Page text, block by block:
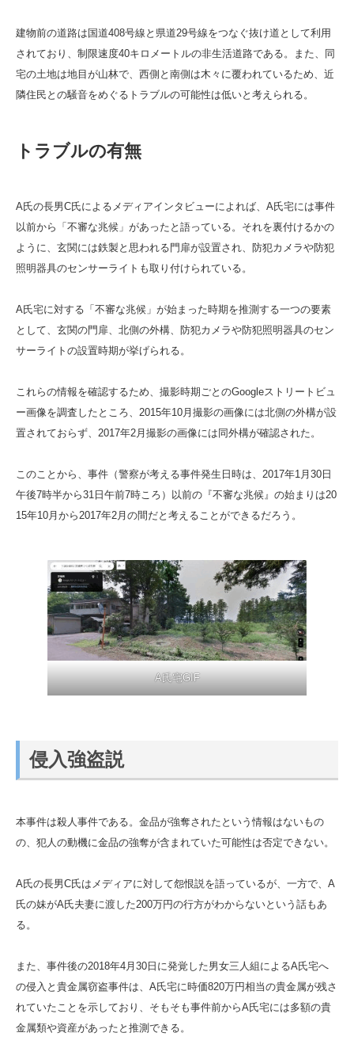
建物前の道路は国道408号線と県道29号線をつなぐ抜け道として利用
されており、制限速度40キロメートルの非生活道路である。また、同
宅の土地は地目が山林で、西側と南側は木々に覆われているため、近
隣住民との騒音をめぐるトラブルの可能性は低いと考えられる。
トラブルの有無
A氏の長男C氏によるメディアインタビューによれば、A氏宅には事件
以前から「不審な兆候」があったと語っている。それを裏付けるかの
ように、玄関には鉄製と思われる門扉が設置され、防犯カメラや防犯
照明器具のセンサーライトも取り付けられている。
A氏宅に対する「不審な兆候」が始まった時期を推測する一つの要素
として、玄関の門扉、北側の外構、防犯カメラや防犯照明器具のセン
サーライトの設置時期が挙げられる。
これらの情報を確認するため、撮影時期ごとのGoogleストリートビュ
ー画像を調査したところ、2015年10月撮影の画像には北側の外構が設
置されておらず、2017年2月撮影の画像には同外構が確認された。
このことから、事件（警察が考える事件発生日時は、2017年1月30日
午後7時半から31日午前7時ころ）以前の『不審な兆候』の始まりは20
15年10月から2017年2月の間だと考えることができるだろう。
A氏宅GIF
侵入強盗説
本事件は殺人事件である。金品が強奪されたという情報はないもの
の、犯人の動機に金品の強奪が含まれていた可能性は否定できない。
A氏の長男C氏はメディアに対して怨恨説を語っているが、一方で、A
氏の妹がA氏夫妻に渡した200万円の行方がわからないという話もあ
る。
また、事件後の2018年4月30日に発覚した男女三人組によるA氏宅へ
の侵入と貴金属窃盗事件は、A氏宅に時価820万円相当の貴金属が残さ
れていたことを示しており、そもそも事件前からA氏宅には多額の貴
金属類や資産があったと推測できる。